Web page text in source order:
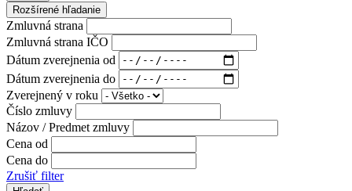
Rozšírené hľadanie
Zmluvná strana
Zmluvná strana IČO
Dátum zverejnenia od
Dátum zverejnenia do
Zverejnený v roku
Číslo zmluvy
Názov / Predmet zmluvy
Cena od
Cena do
Zrušiť filter